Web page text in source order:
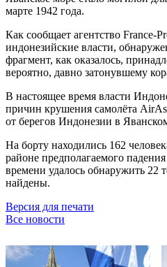
марте 1942 года.
Как сообщает агентство France-
индонезийские власти,
фрагмент, как оказалось,
вероятно, давно затонувшему
В настоящее время власти
причин крушения самолёта
от берегов Индонезии в
На борту находились 162
районе предполагаемого
времени удалось обнаружить 22
найдены.
Версия для печати
Все новости